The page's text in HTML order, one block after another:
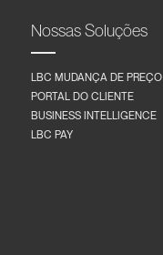
Nossas Soluções
LBC MUDANÇA DE PREÇO
PORTAL DO CLIENTE
BUSINESS INTELLIGENCE
LBC PAY